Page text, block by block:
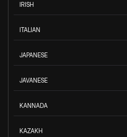
IRISH
ITALIAN
JAPANESE
JAVANESE
KANNADA
KAZAKH